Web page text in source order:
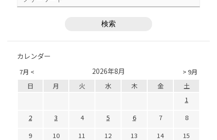
カレンダー
7月 < > 9月
2026年8月
日 月 火 水 木 金
土
1
2
3 4 5 6 7
8
9
10 11 12 13 14 15